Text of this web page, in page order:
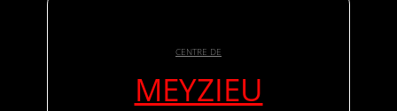
CENTRE DE
MEYZIEU